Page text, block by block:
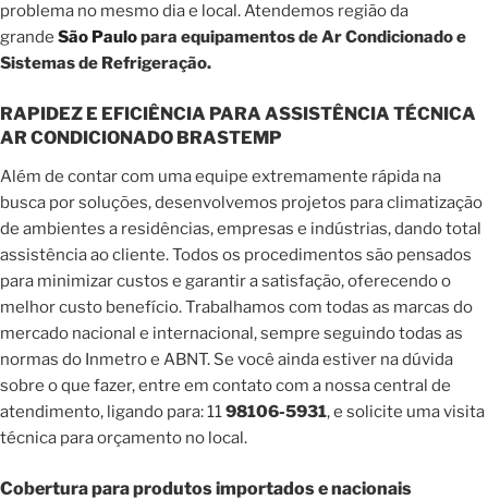
problema no mesmo dia e local. Atendemos região da
grande São Paulopara equipamentos de Ar Condicionado e
Sistemas de Refrigeração.
RAPIDEZ E EFICIÊNCIA PARA ASSISTÊNCIA TÉCNICA
AR CONDICIONADO BRASTEMP
Além de contar com uma equipe extremamente rápida na
busca por soluções, desenvolvemos projetos para climatização
de ambientes a residências, empresas e indústrias, dando total
assistência ao cliente. Todos os procedimentos são pensados
para minimizar custos e garantir a satisfação, oferecendo o
melhor custo benefício. Trabalhamos com todas as marcas do
mercado nacional e internacional, sempre seguindo todas as
normas do Inmetro e ABNT. Se você ainda estiver na dúvida
sobre o que fazer, entre em contato com a nossa central de
atendimento, ligando para: 1198106-5931, e solicite uma visita
técnica para orçamento no local.
Cobertura para produtos importados e nacionais